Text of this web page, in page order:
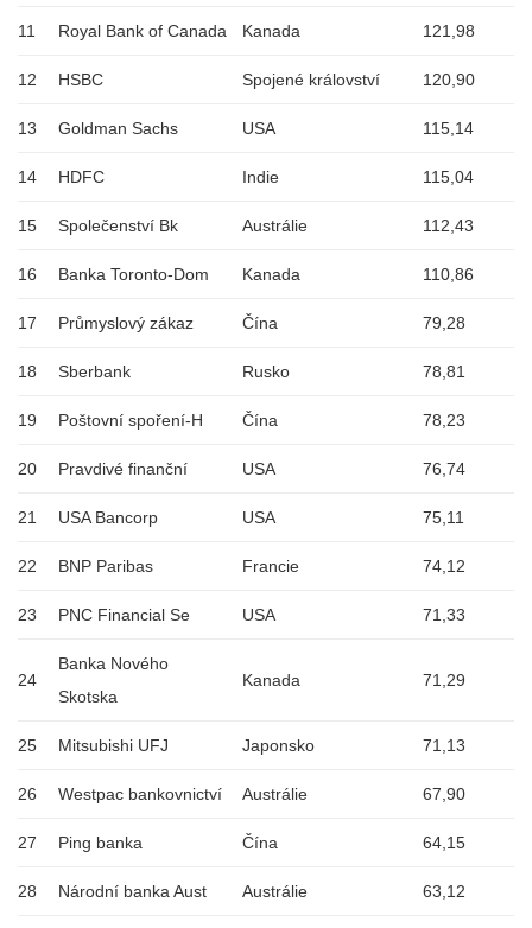
11 Royal Bank of Canada Kanada 121,98
12 HSBC Spojené království 120,90
13 Goldman Sachs USA 115,14
14 HDFC Indie 115,04
15 Společenství Bk Austrálie 112,43
16 Banka Toronto-Dom Kanada 110,86
17 Průmyslový zákaz Čína 79,28
18 Sberbank Rusko 78,81
19 Poštovní spoření-H Čína 78,23
20 Pravdivé finanční USA 76,74
21 USA Bancorp USA 75,11
22 BNP Paribas Francie 74,12
23 PNC Financial Se USA 71,33
24
Banka Nového
Skotska
Kanada 71,29
25 Mitsubishi UFJ Japonsko 71,13
26 Westpac bankovnictví Austrálie 67,90
27 Ping banka Čína 64,15
28 Národní banka Aust Austrálie 63,12